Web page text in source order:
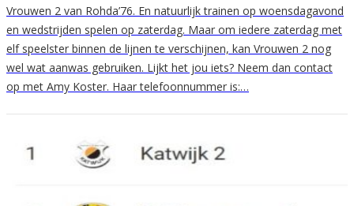
Vrouwen 2 van Rohda’76. En natuurlijk trainen op woensdagavond
en wedstrijden spelen op zaterdag. Maar om iedere zaterdag met
elf speelster binnen de lijnen te verschijnen, kan Vrouwen 2 nog
wel wat aanwas gebruiken. Lijkt het jou iets? Neem dan contact
op met Amy Koster. Haar telefoonnummer is:…